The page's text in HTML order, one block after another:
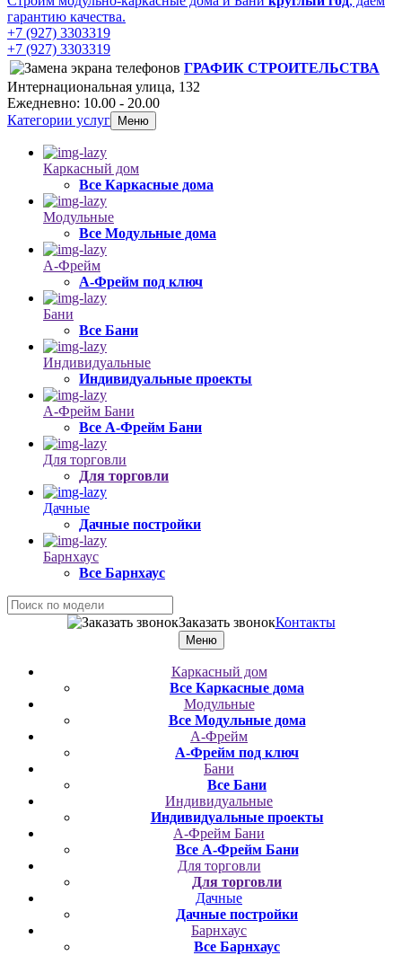
гарантию качества.
+7 (927) 3303319
+7 (927) 3303319
ГРАФИК СТРОИТЕЛЬСТВА
Интернациональная улица, 132
Ежедневно: 10.00 - 20.00
Категории услуг
Меню
Каркасный дом
Все Каркасные дома
Модульные
Все Модульные дома
А-Фрейм
А-Фрейм под ключ
Бани
Все Бани
Индивидуальные
Индивидуальные проекты
А-Фрейм Бани
Все А-Фрейм Бани
Для торговли
Для торговли
Дачные
Дачные постройки
Барнхаус
Все Барнхаус
Заказать звонокКонтакты
Меню
Каркасный дом
Все Каркасные дома
Модульные
Все Модульные дома
А-Фрейм
А-Фрейм под ключ
Бани
Все Бани
Индивидуальные
Индивидуальные проекты
А-Фрейм Бани
Все А-Фрейм Бани
Для торговли
Для торговли
Дачные
Дачные постройки
Барнхаус
Все Барнхаус